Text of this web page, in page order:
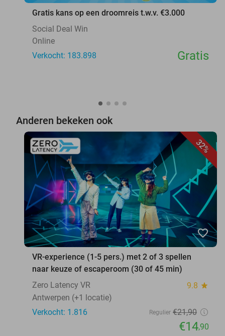
Gratis kans op een droomreis t.w.v. €3.000
Social Deal Win
Online
Verkocht: 183.898
Gratis
Anderen bekeken ook
32%
favorite_border
VR-experience (1-5 pers.) met 2 of 3 spellen
naar keuze of escaperoom (30 of 45 min)
Zero Latency VR
9.8 star
Antwerpen (+1 locatie)
Verkocht: 1.816
Regulier €21,90
€14,90